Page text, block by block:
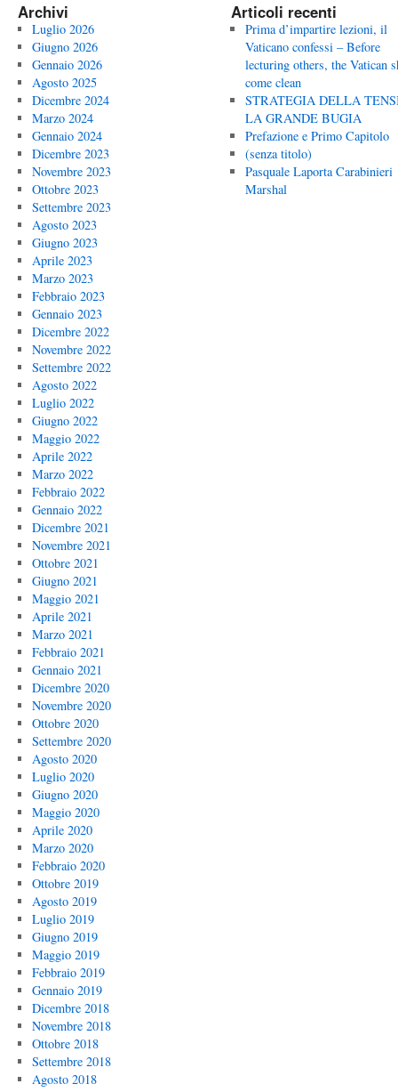
Archivi
Luglio 2026
Giugno 2026
Gennaio 2026
Agosto 2025
Dicembre 2024
Marzo 2024
Gennaio 2024
Dicembre 2023
Novembre 2023
Ottobre 2023
Settembre 2023
Agosto 2023
Giugno 2023
Aprile 2023
Marzo 2023
Febbraio 2023
Gennaio 2023
Dicembre 2022
Novembre 2022
Settembre 2022
Agosto 2022
Luglio 2022
Giugno 2022
Maggio 2022
Aprile 2022
Marzo 2022
Febbraio 2022
Gennaio 2022
Dicembre 2021
Novembre 2021
Ottobre 2021
Giugno 2021
Maggio 2021
Aprile 2021
Marzo 2021
Febbraio 2021
Gennaio 2021
Dicembre 2020
Novembre 2020
Ottobre 2020
Settembre 2020
Agosto 2020
Luglio 2020
Giugno 2020
Maggio 2020
Aprile 2020
Marzo 2020
Febbraio 2020
Ottobre 2019
Agosto 2019
Luglio 2019
Giugno 2019
Maggio 2019
Febbraio 2019
Gennaio 2019
Dicembre 2018
Novembre 2018
Ottobre 2018
Settembre 2018
Agosto 2018
Articoli recenti
Prima d’impartire lezioni, il
Vaticano confessi – Before
lecturing others, the Vatican
come clean
STRATEGIA DELLA
LA GRANDE BUGIA
Prefazione e Primo Capitolo
(senza titolo)
Pasquale Laporta Carabinieri
Marshal